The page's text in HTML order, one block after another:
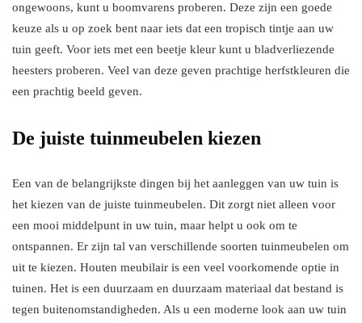
ongewoons, kunt u boomvarens proberen. Deze zijn een goede
keuze als u op zoek bent naar iets dat een tropisch tintje aan uw
tuin geeft. Voor iets met een beetje kleur kunt u bladverliezende
heesters proberen. Veel van deze geven prachtige herfstkleuren die
een prachtig beeld geven.
De juiste tuinmeubelen kiezen
Een van de belangrijkste dingen bij het aanleggen van uw tuin is
het kiezen van de juiste tuinmeubelen. Dit zorgt niet alleen voor
een mooi middelpunt in uw tuin, maar helpt u ook om te
ontspannen. Er zijn tal van verschillende soorten tuinmeubelen om
uit te kiezen. Houten meubilair is een veel voorkomende optie in
tuinen. Het is een duurzaam en duurzaam materiaal dat bestand is
tegen buitenomstandigheden. Als u een moderne look aan uw tuin